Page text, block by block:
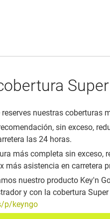
nuestras coberturas
sin exceso,
las 24 horas.
más completa sin exceso,
más asistencia en carretera
nuestro producto Key'n
y con la cobertura
p/keyngo